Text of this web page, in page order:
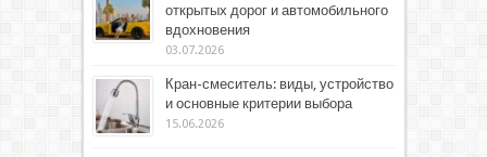
открытых дорог и автомобильного
вдохновения
03.07.2026
Кран-смеситель: виды, устройство
и основные критерии выбора
15.06.2026